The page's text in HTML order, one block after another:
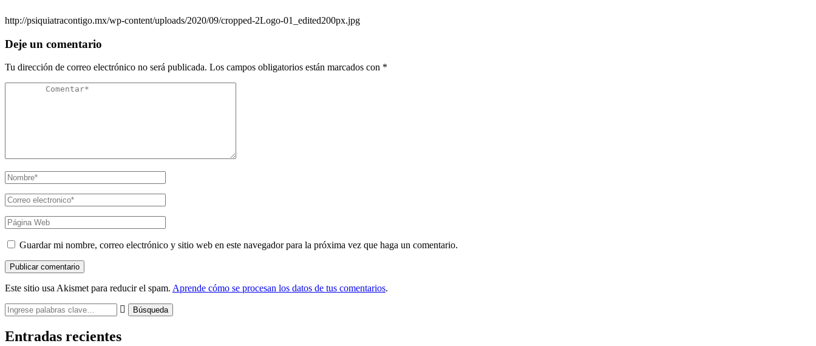
http://psiquiatracontigo.mx/wp-content/uploads/2020/09/cropped-2Logo-01_edited200px.jpg
Deje un comentario
Tu dirección de correo electrónico no será publicada. Los campos obligatorios están marcados con *
Guardar mi nombre, correo electrónico y sitio web en este navegador para la próxima vez que haga un comentario.
Este sitio usa Akismet para reducir el spam. Aprende cómo se procesan los datos de tus comentarios.
Entradas recientes